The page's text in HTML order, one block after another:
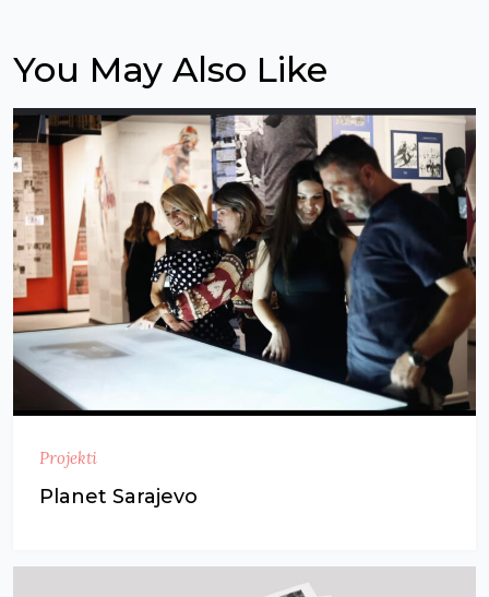
You May Also Like
Projekti
Planet Sarajevo